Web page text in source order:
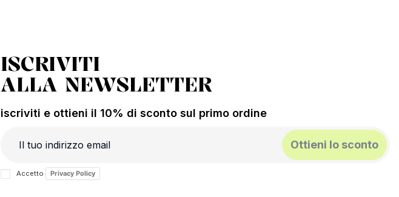
ISCRIVITI
ALLA NEWSLETTER
iscriviti e ottieni il 10% di sconto sul primo ordine
Ottieni lo sconto
Accetto Privacy Policy